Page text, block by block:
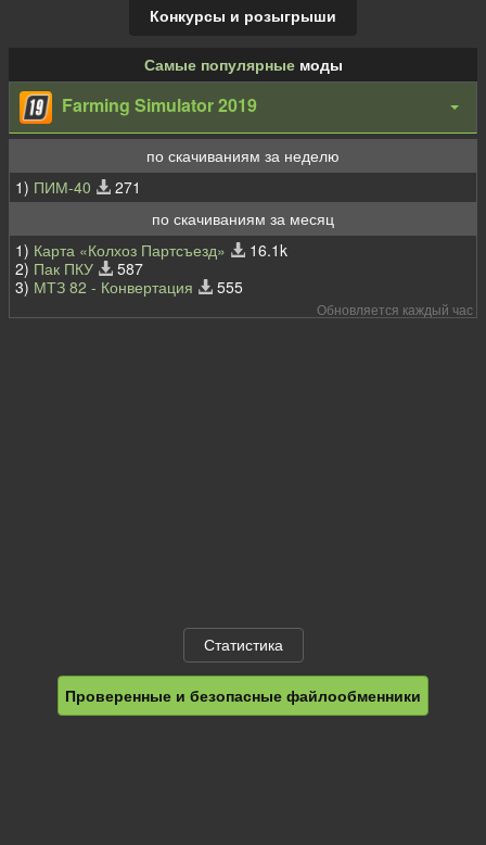
Конкурсы и розыгрыши
Самые популярныемоды
Farming Simulator 2019
по скачиваниям за неделю
1) ПИМ-40
271
по скачиваниям за месяц
1) Карта «Колхоз Партсъезд»
16.1k
2) Пак ПКУ
587
3) МТЗ 82 - Конвертация 555
Обновляется каждый час
Статистика
Проверенные и безопасные файлообменники